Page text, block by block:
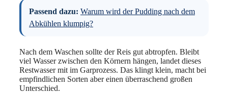
Passend dazu: Warum wird der Pudding nach dem
Abkühlen klumpig?
Nach dem Waschen sollte der Reis gut abtropfen. Bleibt
viel Wasser zwischen den Körnern hängen, landet dieses
Restwasser mit im Garprozess. Das klingt klein, macht bei
empfindlichen Sorten aber einen überraschend großen
Unterschied.